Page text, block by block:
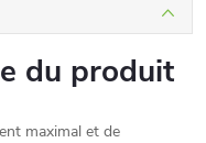
du produit
maximal et de